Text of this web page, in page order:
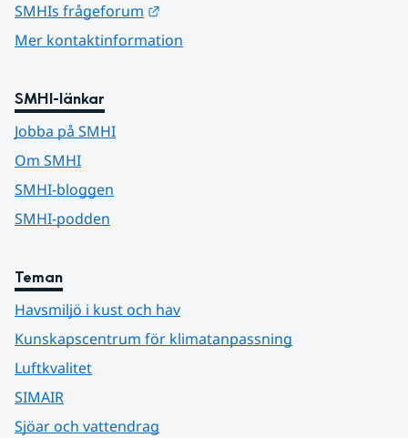
SMHIs frågeforum
Mer kontaktinformation
SMHI-länkar
Jobba på SMHI
Om SMHI
SMHI-bloggen
SMHI-podden
Teman
Havsmiljö i kust och hav
Kunskapscentrum för klimatanpassning
Luftkvalitet
SIMAIR
Sjöar och vattendrag